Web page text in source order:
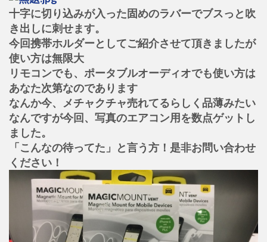
十字に切り込みが入った固めのラバーでブスっと吹
き出しに刺せます。
今回携帯ホルダーとしてご紹介させて頂きましたが
使い方は無限大
リモコンでも、ポータブルオーディオでも使い方は
あなた次第なのであります
なんか今、メチャクチャ売れてるらしく品薄みたい
なんですが今回、写真のエアコン用を数点ゲットし
ました。
「こんなの待ってた」と言う方！是非お問い合わせ
ください！